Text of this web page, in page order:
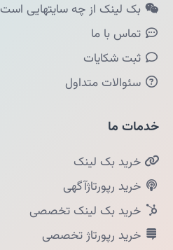
بک لینک از چه سایتهایی است
تماس با ما
ثبت شکایات
سئوالات متداول
خدمات ما
خرید بک لینک
خرید رپورتاژآگهی
خرید بک لینک تخصصی
خرید رپورتاژ تخصصی